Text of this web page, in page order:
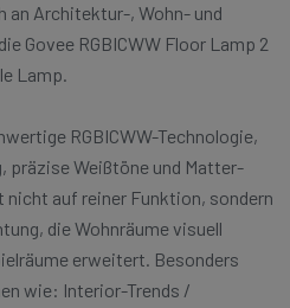
an Architektur-, Wohn- und
Govee RGBICWW Floor Lamp 2
Lamp.
RGBICWW-Technologie,
präzise Weißtöne und Matter-
nicht auf reiner Funktion, sondern
die Wohnräume visuell
erweitert. Besonders
wie: Interior-Trends /